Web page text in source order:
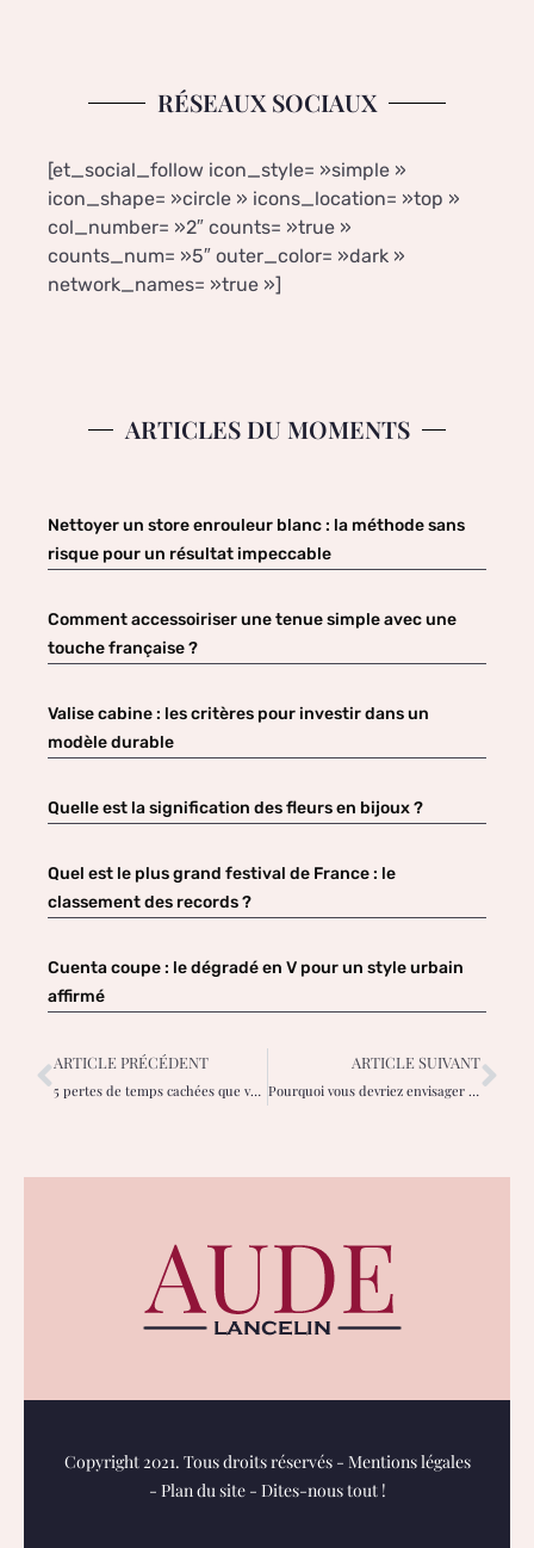
RÉSEAUX SOCIAUX
[et_social_follow icon_style= »simple »
icon_shape= »circle » icons_location= »top »
col_number= »2″ counts= »true »
counts_num= »5″ outer_color= »dark »
network_names= »true »]
ARTICLES DU MOMENTS
Nettoyer un store enrouleur blanc : la méthode sans
risque pour un résultat impeccable
Comment accessoiriser une tenue simple avec une
touche française ?
Valise cabine : les critères pour investir dans un
modèle durable
Quelle est la signification des fleurs en bijoux ?
Quel est le plus grand festival de France : le
classement des records ?
Cuenta coupe : le dégradé en V pour un style urbain
affirmé
ARTICLE PRÉCÉDENT
5 pertes de temps cachées que vous devez éviter
ARTICLE SUIVANT
Pourquoi vous devriez envisager de participer à un programme d’échange d’études
Copyright 2021. Tous droits réservés - Mentions légales
- Plan du site- Dites-nous tout !